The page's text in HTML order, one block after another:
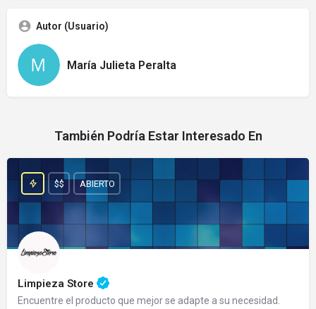
Autor (Usuario)
María Julieta Peralta
También Podría Estar Interesado En
Limpieza Store
Encuentre el producto que mejor se adapte a su necesidad.
$$ ABIERTO